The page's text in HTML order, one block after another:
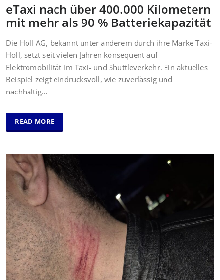
eTaxi nach über 400.000 Kilometern
mit mehr als 90 % Batteriekapazität
Die Holl AG, bekannt unter anderem durch ihre Marke Taxi-
Holl, setzt seit vielen Jahren konsequent auf
Elektromobilität im Taxi- und Shuttleverkehr. Ein aktuelles
Beispiel zeigt eindrucksvoll, wie zuverlässig und
nachhaltig…
READ MORE